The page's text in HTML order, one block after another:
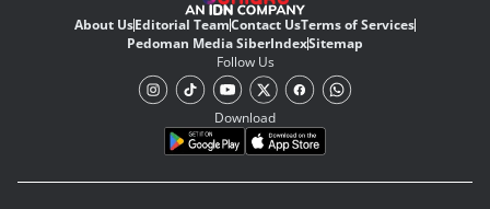
About UsEditorial TeamContact UsTerms of Services
Pedoman Media SiberIndexSitemap
Follow Us
Download